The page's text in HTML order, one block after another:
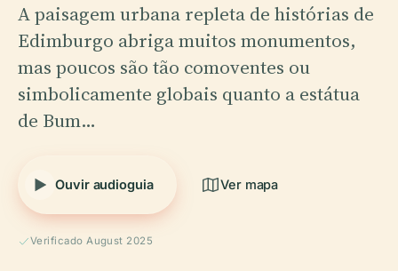
A paisagem urbana repleta de histórias de
Edimburgo abriga muitos monumentos,
mas poucos são tão comoventes ou
simbolicamente globais quanto a estátua
de Bum…
Ouvir audioguia Ver mapa
Verificado August 2025